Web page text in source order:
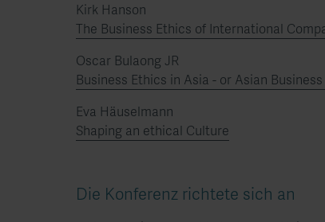
Kirk Hanson
The Business Ethics of International
Oscar Bulaong JR
Business Ethics in Asia - or Asian
Eva Häuselmann
Shaping an ethical Culture
Die Konferenz richtete sich an